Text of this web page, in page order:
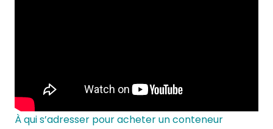
À qui s’adresser pour acheter un conteneur